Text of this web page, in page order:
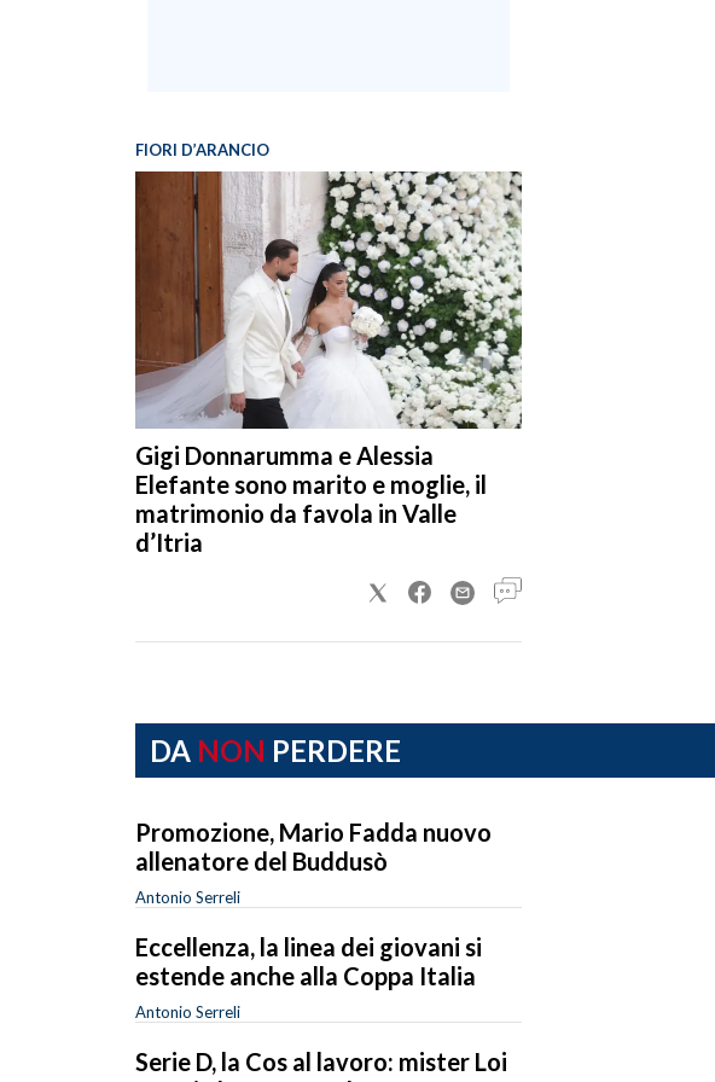
FIORI D’ARANCIO
Gigi Donnarumma e Alessia
Elefante sono marito e moglie, il
matrimonio da favola in Valle
d’Itria
DA NON PERDERE
Promozione, Mario Fadda nuovo
allenatore del Buddusò
Antonio Serreli
Eccellenza, la linea dei giovani si
estende anche alla Coppa Italia
Antonio Serreli
Serie D, la Cos al lavoro: mister Loi